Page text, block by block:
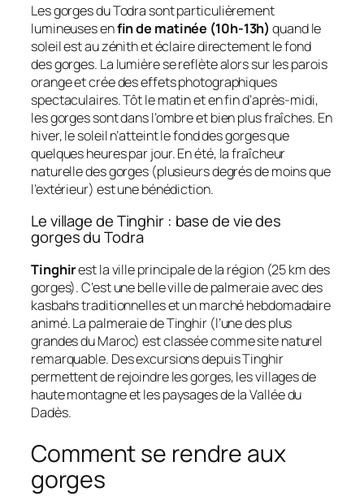
Les gorges du Todra sont particulièrement
lumineuses enfin de matinée (10h-13h) quand le
soleil est au zénith et éclaire directement le fond
des gorges. La lumière se reflète alors sur les parois
orange et crée des effets photographiques
spectaculaires. Tôt le matin et en fin d’après-midi,
les gorges sont dans l’ombre et bien plus fraîches. En
hiver, le soleil n’atteint le fond des gorges que
quelques heures par jour. En été, la fraîcheur
naturelle des gorges (plusieurs degrés de moins que
l’extérieur) est une bénédiction.
Le village de Tinghir : base de vie des
gorges du Todra
Tinghirest la ville principale de la région (25 km des
gorges). C’est une belle ville de palmeraie avec des
kasbahs traditionnelles et un marché hebdomadaire
animé. La palmeraie de Tinghir (l’une des plus
grandes du Maroc) est classée comme site naturel
remarquable. Des excursions depuis Tinghir
permettent de rejoindre les gorges, les villages de
haute montagne et les paysages de la Vallée du
Dadès.
Comment se rendre aux
gorges